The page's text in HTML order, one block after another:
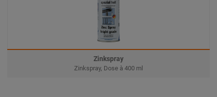
Zinkspray
Zinkspray, Dose à 400 ml